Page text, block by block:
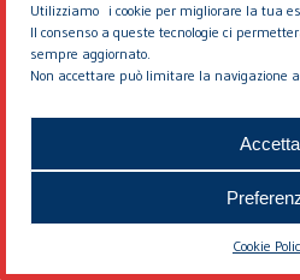
Utilizziamo i cookie per migliorare la tua
Il consenso a queste tecnologie ci
sempre aggiornato.
Non accettare può limitare la navigazione
Accetta
Cookie
stragrande maggioranza
attuale e futura del
portatori d’interessi
Mi domando infine se la
indubbiamente va il
la pianificazione come
dell’interesse generale)
lavoro necessario per far